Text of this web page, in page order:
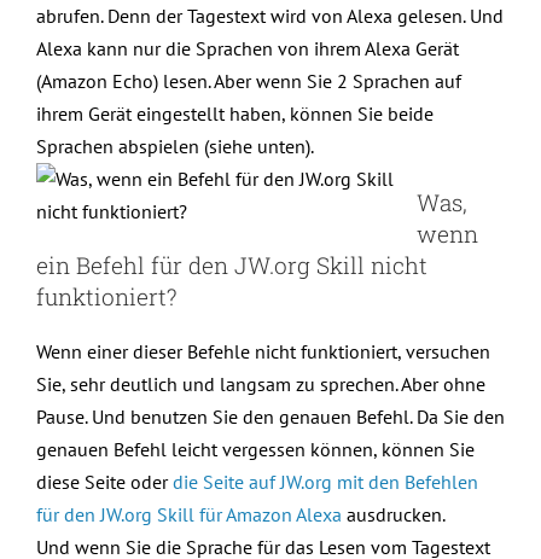
abrufen. Denn der Tagestext wird von Alexa gelesen. Und
Alexa kann nur die Sprachen von ihrem Alexa Gerät
(Amazon Echo) lesen. Aber wenn Sie 2 Sprachen auf
ihrem Gerät eingestellt haben, können Sie beide
Sprachen abspielen (siehe unten).
Was,
wenn
ein Befehl für den JW.org Skill nicht
funktioniert?
Wenn einer dieser Befehle nicht funktioniert, versuchen
Sie, sehr deutlich und langsam zu sprechen. Aber ohne
Pause. Und benutzen Sie den genauen Befehl. Da Sie den
genauen Befehl leicht vergessen können, können Sie
diese Seite oderdie Seite auf JW.org mit den Befehlen
für den JW.org Skill für Amazon Alexa ausdrucken.
Und wenn Sie die Sprache für das Lesen vom Tagestext